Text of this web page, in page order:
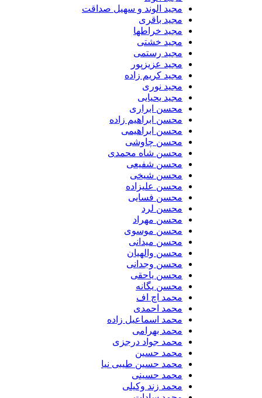
مجید الوند و سهیل صداقت
مجید باقری
مجید خراطها
مجید خشتی
مجید رستمی
مجید عزیزپور
مجید کریم زاده
مجید نوری
مجید یحیایی
محسن ابراری
محسن ابراهیم زاده
محسن ابراهیمی
محسن چاوشی
محسن شاه محمدی
محسن شفیعی
محسن شیخی
محسن علیزاده
محسن فسایی
محسن لرد
محسن مهراد
محسن موسوی
محسن میدانی
محسن والهیان
محسن وجدانی
محسن یاحقی
محسن یگانه
محمد اچ اف
محمد احمدی
محمد اسماعیل زاده
محمد بهرامی
محمد جواد درجزی
محمد حسین
محمد حسین طیبی نیا
محمد حسینی
محمد زند وکیلی